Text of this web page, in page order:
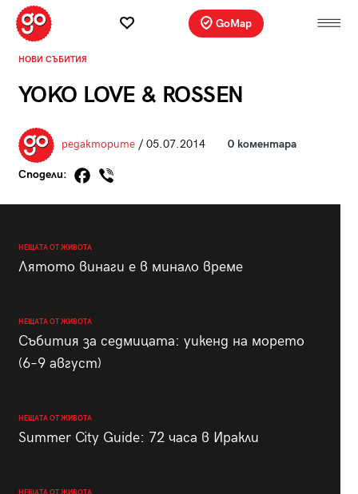
GoMap
НОВИ СЪБИТИЯ
YOKO LOVE & ROSSEN
редакторите/ 05.07.2014 0 коментара
Сподели:
НЕЩАТА ОТ ЖИВОТА
Лятото винаги е в минало време
НЕЩАТА ОТ ЖИВОТА
Събития за седмицата: уикенд на морето
(6–9 август)
НЕЩАТА ОТ ЖИВОТА
Summer City Guide: 72 часа в Иракли